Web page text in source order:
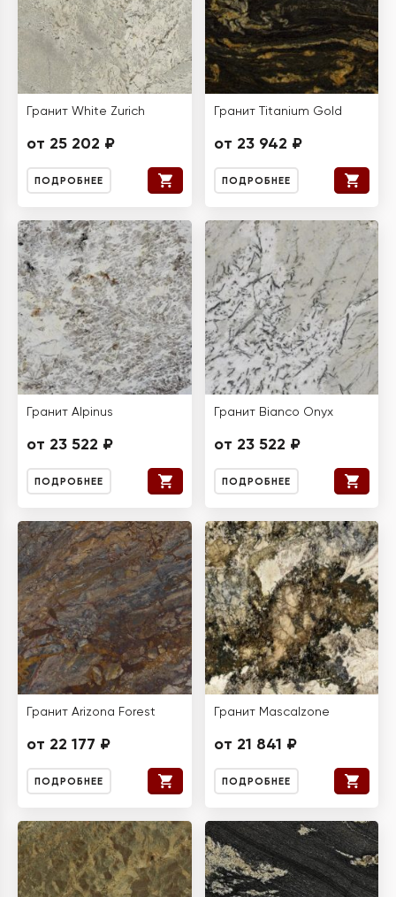
Гранит White Zurich
от 25 202 ₽
ПОДРОБНЕЕ
Гранит Titanium Gold
от 23 942 ₽
ПОДРОБНЕЕ
Гранит Alpinus
от 23 522 ₽
ПОДРОБНЕЕ
Гранит Bianco Onyx
от 23 522 ₽
ПОДРОБНЕЕ
Гранит Arizona Forest
от 22 177 ₽
ПОДРОБНЕЕ
Гранит Mascalzone
от 21 841 ₽
ПОДРОБНЕЕ